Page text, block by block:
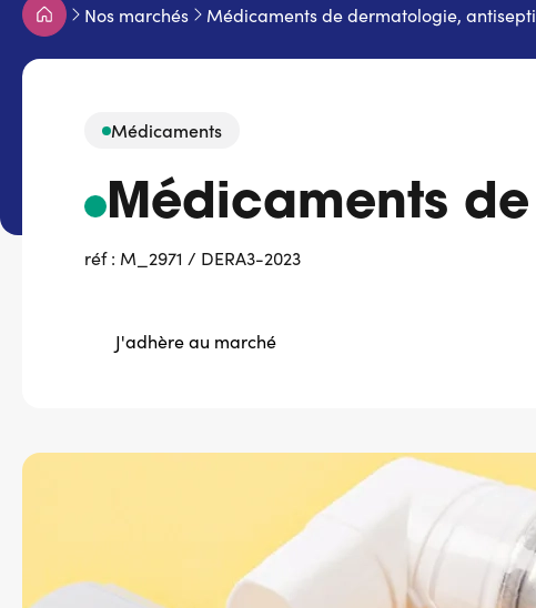
Fil
d'Ariane
Nos marchés Médicaments de dermatologie,
Médicaments
Médicaments
réf : M_2971 / DERA3-2023
J'adhère au marché